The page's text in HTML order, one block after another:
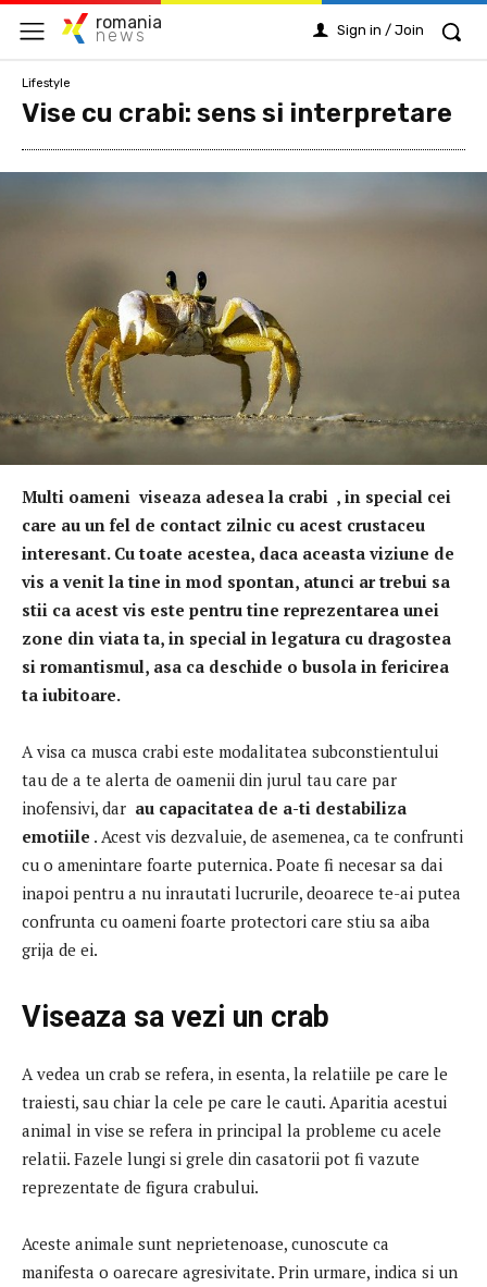
romania
news Sign in / Join
Lifestyle
Vise cu crabi: sens si interpretare
Multi oameni viseaza adesea la crabi , in special cei
care au un fel de contact zilnic cu acest crustaceu
interesant. Cu toate acestea, daca aceasta viziune de
vis a venit la tine in mod spontan, atunci ar trebui sa
stii ca acest vis este pentru tine reprezentarea unei
zone din viata ta, in special in legatura cu dragostea
si romantismul, asa ca deschide o busola in fericirea
ta iubitoare.
A visa ca musca crabi este modalitatea subconstientului
tau de a te alerta de oamenii din jurul tau care par
inofensivi, dar au capacitatea de a-ti destabiliza
emotiile . Acest vis dezvaluie, de asemenea, ca te confrunti
cu o amenintare foarte puternica. Poate fi necesar sa dai
inapoi pentru a nu inrautati lucrurile, deoarece te-ai putea
confrunta cu oameni foarte protectori care stiu sa aiba
grija de ei.
Viseaza sa vezi un crab
A vedea un crab se refera, in esenta, la relatiile pe care le
traiesti, sau chiar la cele pe care le cauti. Aparitia acestui
animal in vise se refera in principal la probleme cu acele
relatii. Fazele lungi si grele din casatorii pot fi vazute
reprezentate de figura crabului.
Aceste animale sunt neprietenoase, cunoscute ca
manifesta o oarecare agresivitate. Prin urmare, indica si un